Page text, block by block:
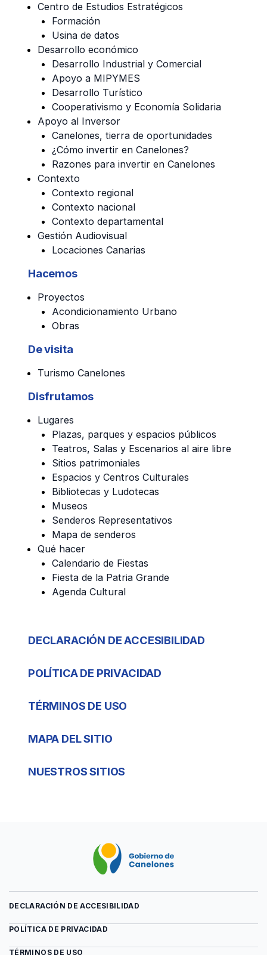
Centro de Estudios Estratégicos
Formación
Usina de datos
Desarrollo económico
Desarrollo Industrial y Comercial
Apoyo a MIPYMES
Desarrollo Turístico
Cooperativismo y Economía Solidaria
Apoyo al Inversor
Canelones, tierra de oportunidades
¿Cómo invertir en Canelones?
Razones para invertir en Canelones
Contexto
Contexto regional
Contexto nacional
Contexto departamental
Gestión Audiovisual
Locaciones Canarias
Hacemos
Proyectos
Acondicionamiento Urbano
Obras
De visita
Turismo Canelones
Disfrutamos
Lugares
Plazas, parques y espacios públicos
Teatros, Salas y Escenarios al aire libre
Sitios patrimoniales
Espacios y Centros Culturales
Bibliotecas y Ludotecas
Museos
Senderos Representativos
Mapa de senderos
Qué hacer
Calendario de Fiestas
Fiesta de la Patria Grande
Agenda Cultural
DECLARACIÓN DE ACCESIBILIDAD
POLÍTICA DE PRIVACIDAD
TÉRMINOS DE USO
MAPA DEL SITIO
NUESTROS SITIOS
DECLARACIÓN DE ACCESIBILIDAD
POLÍTICA DE PRIVACIDAD
TÉRMINOS DE USO